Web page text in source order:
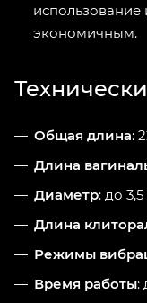
экономичным.
Общая длина:
Длина
Диаметр: до
Длина
Режимы
Время работы: